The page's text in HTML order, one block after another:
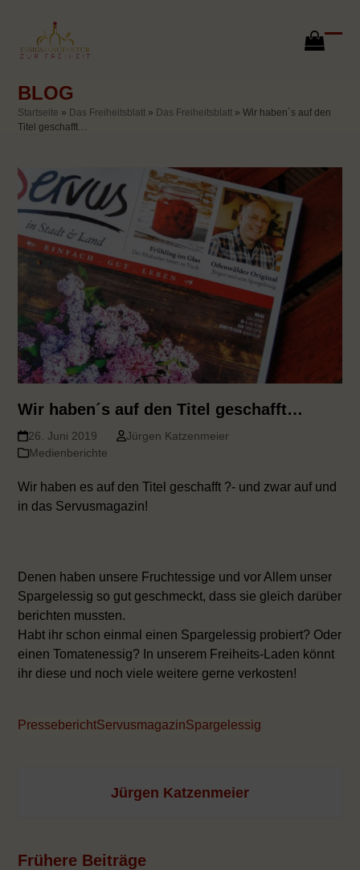
content
go
BLOG
Startseite » Das Freiheitsblatt » Das Freiheitsblatt »Wir haben´s auf den
Titel geschafft…
Wir haben´s auf den Titel geschafft…
26. Juni 2019
Jürgen Katzenmeier
Medienberichte
Wir haben es auf den Titel geschafft ?- und zwar auf und
in das Servusmagazin!
Denen haben unsere Fruchtessige und vor Allem unser
Spargelessig so gut geschmeckt, dass sie gleich darüber
berichten mussten.
Habt ihr schon einmal einen Spargelessig probiert? Oder
einen Tomatenessig? In unserem Freiheits-Laden könnt
ihr diese und noch viele weitere gerne verkosten!
PresseberichtServusmagazinSpargelessig
Jürgen Katzenmeier
Frühere Beiträge